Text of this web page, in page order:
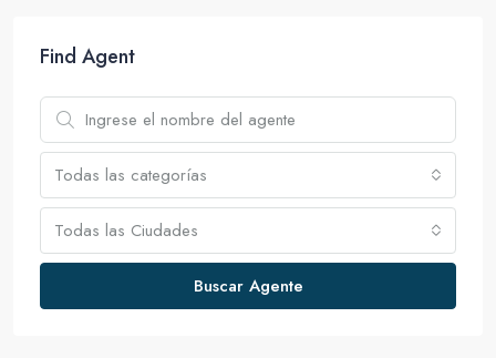
Find Agent
Todas las categorías
Todas las Ciudades
Buscar Agente